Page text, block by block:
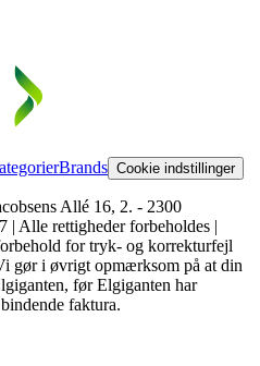
Brands Cookie indstillinger
Allé 16, 2. - 2300
| Alle rettigheder forbeholdes |
for tryk- og korrekturfejl
gør i øvrigt opmærksom på at din
før Elgiganten har
faktura.